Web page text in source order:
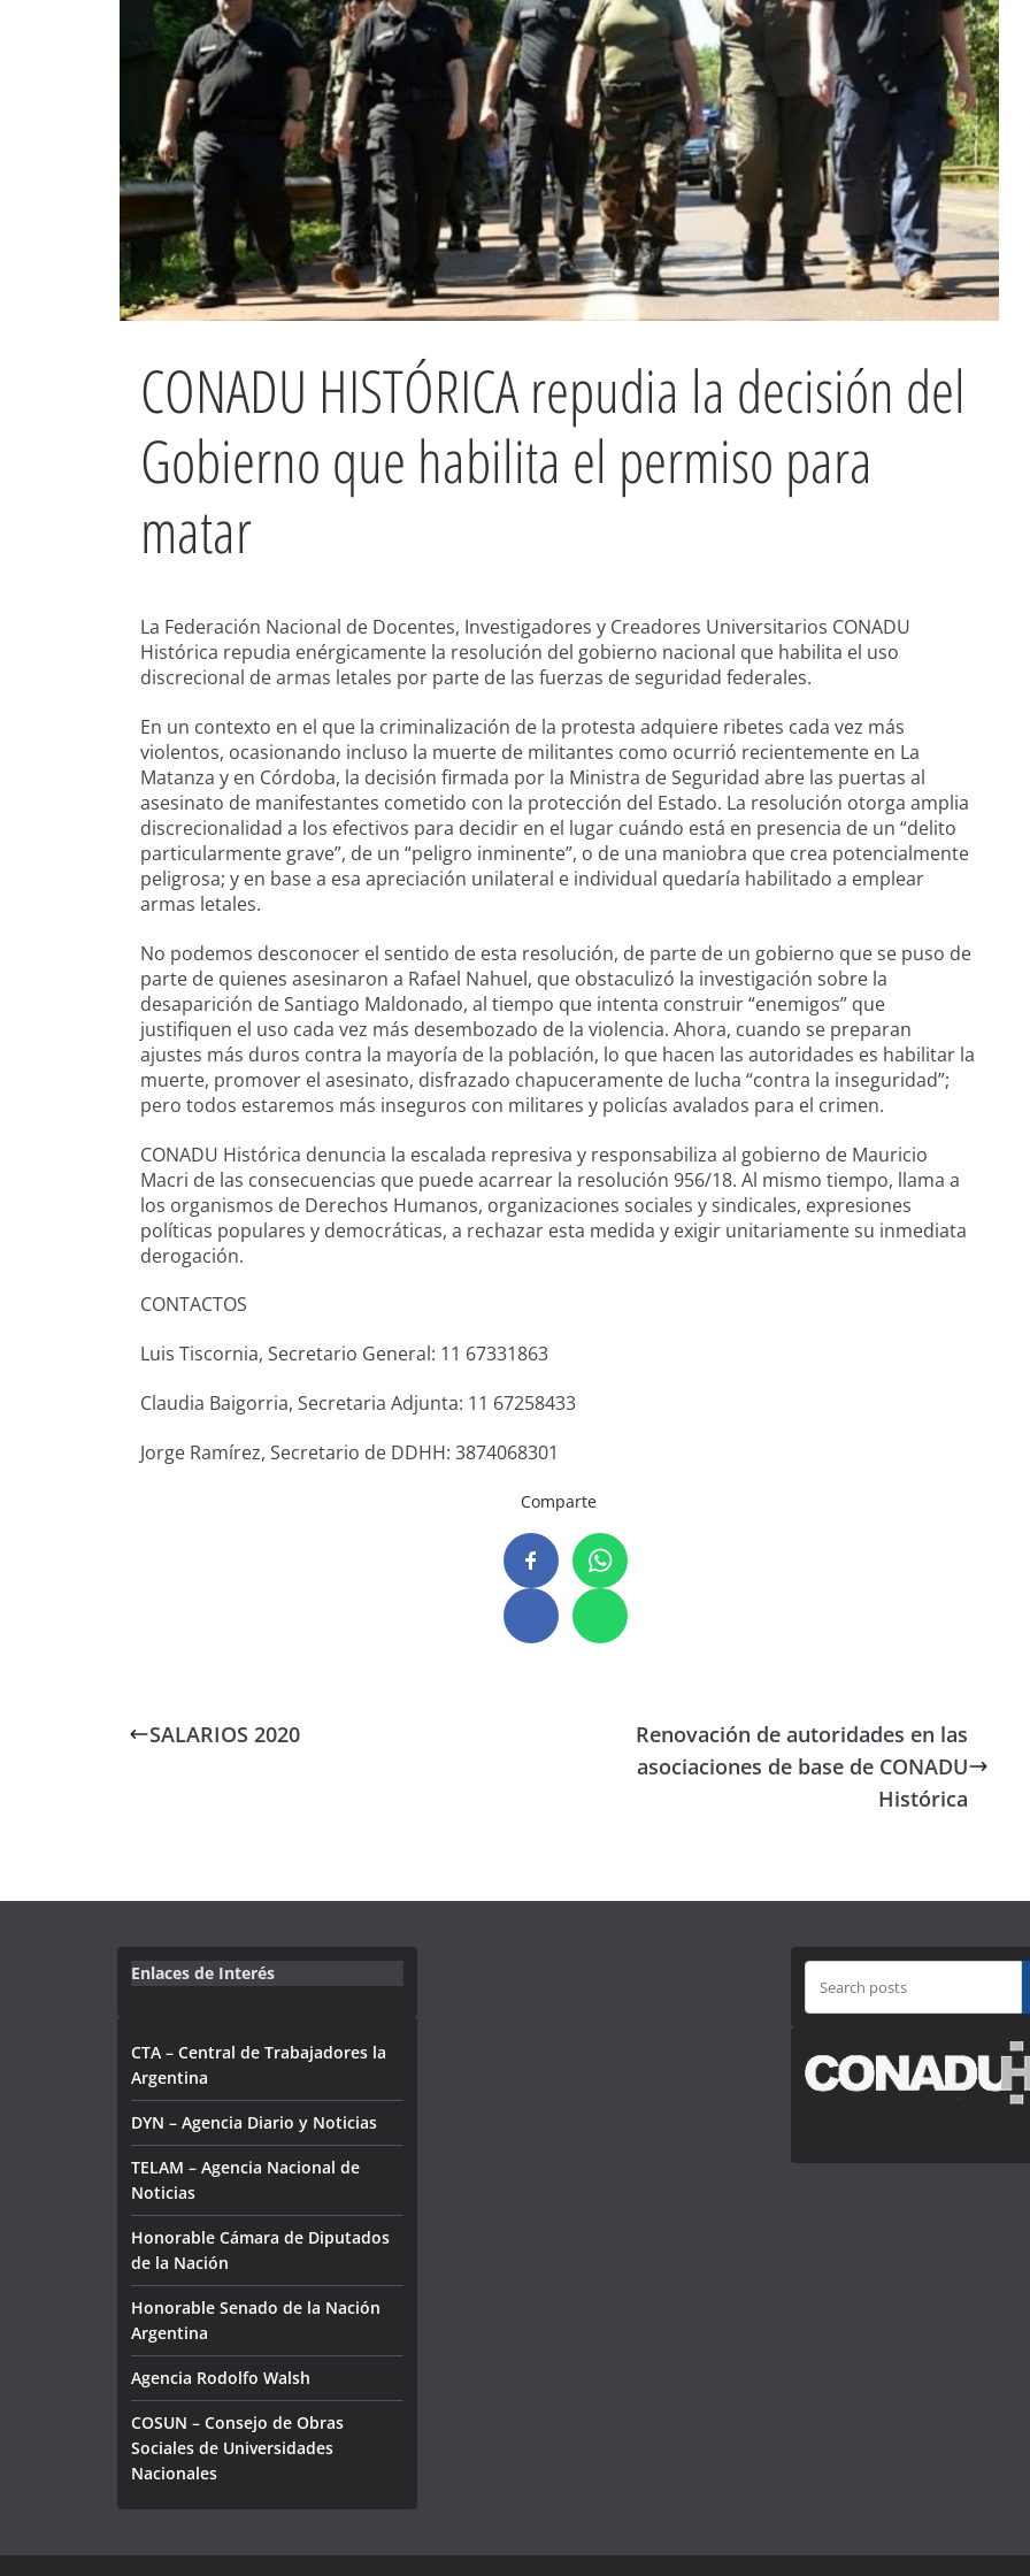
CONADU HISTÓRICA repudia la decisión del
Gobierno que habilita el permiso para
matar
La Federación Nacional de Docentes, Investigadores y Creadores Universitarios CONADU
Histórica repudia enérgicamente la resolución del gobierno nacional que habilita el uso
discrecional de armas letales por parte de las fuerzas de seguridad federales.
En un contexto en el que la criminalización de la protesta adquiere ribetes cada vez más
violentos, ocasionando incluso la muerte de militantes como ocurrió recientemente en La
Matanza y en Córdoba, la decisión firmada por la Ministra de Seguridad abre las puertas al
asesinato de manifestantes cometido con la protección del Estado. La resolución otorga amplia
discrecionalidad a los efectivos para decidir en el lugar cuándo está en presencia de un “delito
particularmente grave”, de un “peligro inminente”, o de una maniobra que crea potencialmente
peligrosa; y en base a esa apreciación unilateral e individual quedaría habilitado a emplear
armas letales.
No podemos desconocer el sentido de esta resolución, de parte de un gobierno que se puso de
parte de quienes asesinaron a Rafael Nahuel, que obstaculizó la investigación sobre la
desaparición de Santiago Maldonado, al tiempo que intenta construir “enemigos” que
justifiquen el uso cada vez más desembozado de la violencia. Ahora, cuando se preparan
ajustes más duros contra la mayoría de la población, lo que hacen las autoridades es habilitar la
muerte, promover el asesinato, disfrazado chapuceramente de lucha “contra la inseguridad”;
pero todos estaremos más inseguros con militares y policías avalados para el crimen.
CONADU Histórica denuncia la escalada represiva y responsabiliza al gobierno de Mauricio
Macri de las consecuencias que puede acarrear la resolución 956/18. Al mismo tiempo, llama a
los organismos de Derechos Humanos, organizaciones sociales y sindicales, expresiones
políticas populares y democráticas, a rechazar esta medida y exigir unitariamente su inmediata
derogación.
CONTACTOS
Luis Tiscornia, Secretario General: 11 67331863
Claudia Baigorria, Secretaria Adjunta: 11 67258433
Jorge Ramírez, Secretario de DDHH: 3874068301
Comparte
SALARIOS 2020
Renovación de autoridades en las
asociaciones de base de CONADU
Histórica
Enlaces de Interés
CTA – Central de Trabajadores la
Argentina
DYN – Agencia Diario y Noticias
TELAM – Agencia Nacional de
Noticias
Honorable Cámara de Diputados
de la Nación
Honorable Senado de la Nación
Argentina
Agencia Rodolfo Walsh
COSUN – Consejo de Obras
Sociales de Universidades
Nacionales